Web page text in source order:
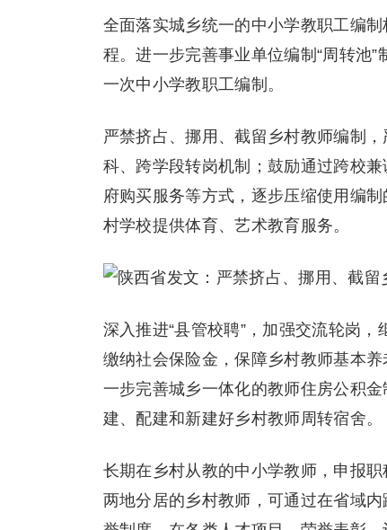
全面落实城乡统一的中小学教职工编
程。进一步完善事业单位编制“周转池
一次中小学教职工编制。
严禁挤占、挪用、截留乡村教师编制
科、跨学段转岗机制；鼓励通过跨校
府购买服务等方式，逐步压缩使用编
村学校提供体育、艺术教育服务。
深入推进“县管校聘”，加强交流轮岗
缴纳社会保险金，保障乡村教师基本
一步完善城乡一体化的教师住房公积
建、配建和新建好乡村教师周转宿舍。
长期在乡村从教的中小学教师，申报
两地分居的乡村教师，可通过在省域